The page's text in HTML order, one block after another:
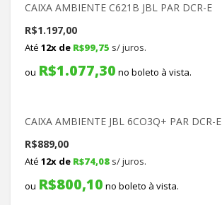
CAIXA AMBIENTE C621B JBL PAR DCR-E
R$1.197,00
Até 12x de R$99,75 s/ juros.
ou R$1.077,30 no boleto à vista.
CAIXA AMBIENTE JBL 6CO3Q+ PAR DCR-E
R$889,00
Até 12x de R$74,08 s/ juros.
ou R$800,10 no boleto à vista.